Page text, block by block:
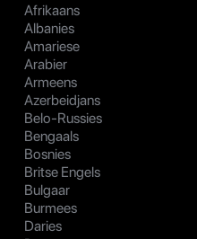
Afrikaans
Albanies
Amariese
Arabier
Armeens
Azerbeidjans
Belo-Russies
Bengaals
Bosnies
Britse Engels
Bulgaar
Burmees
Daries